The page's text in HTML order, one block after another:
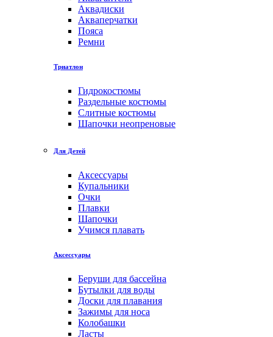
Аквадиски
Акваперчатки
Пояса
Ремни
Триатлон
Гидрокостюмы
Раздельные костюмы
Слитные костюмы
Шапочки неопреновые
Для Детей
Аксессуары
Купальники
Очки
Плавки
Шапочки
Учимся плавать
Аксессуары
Беруши для бассейна
Бутылки для воды
Доски для плавания
Зажимы для носа
Колобашки
Ласты